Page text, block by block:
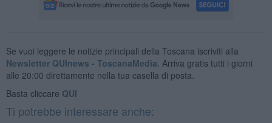
Se vuoi leggere le notizie principali della Toscana iscriviti alla
Newsletter QUInews - ToscanaMedia. Arriva gratis tutti i giorni
alle 20:00 direttamente nella tua casella di posta.
Basta cliccare QUI
Ti potrebbe interessare anche: